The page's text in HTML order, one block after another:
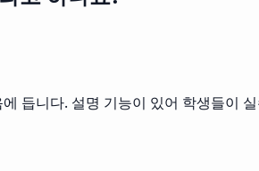
듭니다. 설명 기능이 있어 학생들이